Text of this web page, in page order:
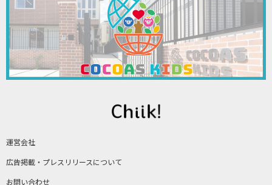
運営会社
広告掲載・プレスリリースについて
お問い合わせ